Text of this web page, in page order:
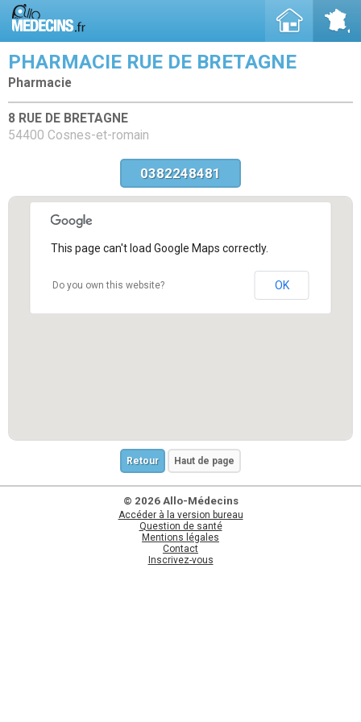
PHARMACIE RUE DE BRETAGNE
Pharmacie
8 RUE DE BRETAGNE
54400 Cosnes-et-romain
0382248481
This page can't load Google Maps correctly.
Do you own this website? OK
Retour Haut de page
© 2026 Allo-Médecins
Accéder à la version bureau
Question de santé
Mentions légales
Contact
Inscrivez-vous